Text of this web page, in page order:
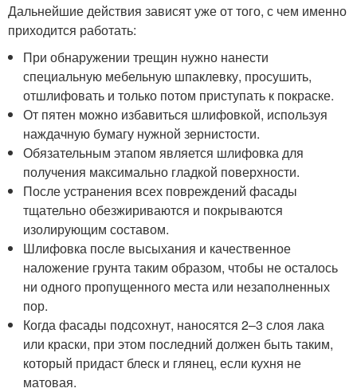
Дальнейшие действия зависят уже от того, с чем именно
приходится работать:
При обнаружении трещин нужно нанести
специальную мебельную шпаклевку, просушить,
отшлифовать и только потом приступать к покраске.
От пятен можно избавиться шлифовкой, используя
наждачную бумагу нужной зернистости.
Обязательным этапом является шлифовка для
получения максимально гладкой поверхности.
После устранения всех повреждений фасады
тщательно обезжириваются и покрываются
изолирующим составом.
Шлифовка после высыхания и качественное
наложение грунта таким образом, чтобы не осталось
ни одного пропущенного места или незаполненных
пор.
Когда фасады подсохнут, наносятся 2–3 слоя лака
или краски, при этом последний должен быть таким,
который придаст блеск и глянец, если кухня не
матовая.